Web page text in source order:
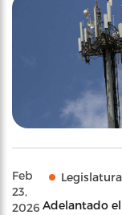
Feb
23,
2026
Legislatura
Adelantado